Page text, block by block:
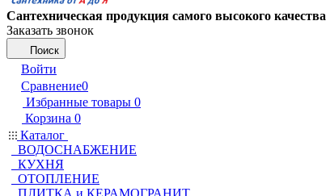
Сантехническая продукция самого высокого качества
Заказать звонок
Поиск
Войти
Сравнение0
Избранные товары 0
Корзина 0
Каталог
ВОДОСНАБЖЕНИЕ
КУХНЯ
ОТОПЛЕНИЕ
ПЛИТКА и КЕРАМОГРАНИТ